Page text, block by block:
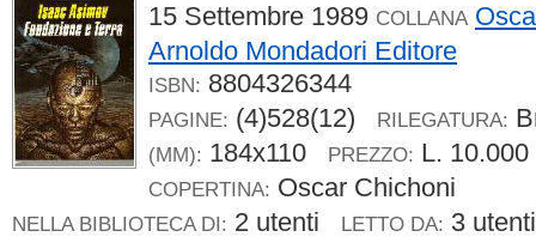
15 Settembre 1989 COLLANA
Arnoldo Mondadori Editore
ISBN: 8804326344
PAGINE: (4)528(12) RILEGATURA:
(MM): 184x110 PREZZO: L.
COPERTINA: Oscar Chichoni
NELLA BIBLIOTECA DI: 2 utenti LETTO DA: 3